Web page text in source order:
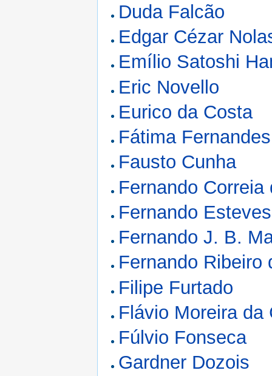
Duda Falcão
Edgar Cézar
Emílio Satoshi
Eric Novello
Eurico da Costa
Fátima
Fausto Cunha
Fernando Correia
Fernando
Fernando J. B.
Fernando Ribeiro
Filipe Furtado
Flávio Moreira da
Fúlvio Fonseca
Gardner Dozois